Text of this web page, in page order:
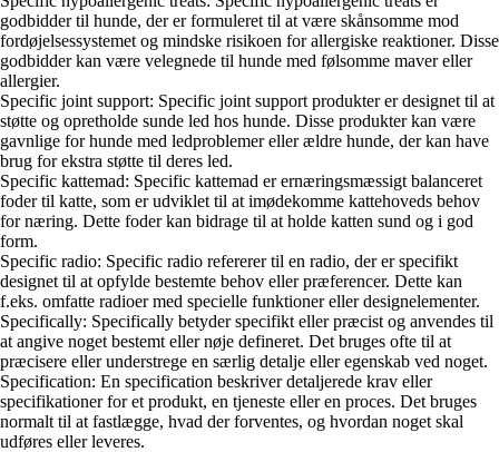
godbidder til hunde, der er formuleret til at være skånsomme mod
fordøjelsessystemet og mindske risikoen for allergiske reaktioner. Disse
godbidder kan være velegnede til hunde med følsomme maver eller
allergier.
Specific joint support: Specific joint support produkter er designet til at
støtte og opretholde sunde led hos hunde. Disse produkter kan være
gavnlige for hunde med ledproblemer eller ældre hunde, der kan have
brug for ekstra støtte til deres led.
Specific kattemad: Specific kattemad er ernæringsmæssigt balanceret
foder til katte, som er udviklet til at imødekomme kattehoveds behov
for næring. Dette foder kan bidrage til at holde katten sund og i god
form.
Specific radio: Specific radio refererer til en radio, der er specifikt
designet til at opfylde bestemte behov eller præferencer. Dette kan
f.eks. omfatte radioer med specielle funktioner eller designelementer.
Specifically: Specifically betyder specifikt eller præcist og anvendes til
at angive noget bestemt eller nøje defineret. Det bruges ofte til at
præcisere eller understrege en særlig detalje eller egenskab ved noget.
Specification: En specification beskriver detaljerede krav eller
specifikationer for et produkt, en tjeneste eller en proces. Det bruges
normalt til at fastlægge, hvad der forventes, og hvordan noget skal
udføres eller leveres.